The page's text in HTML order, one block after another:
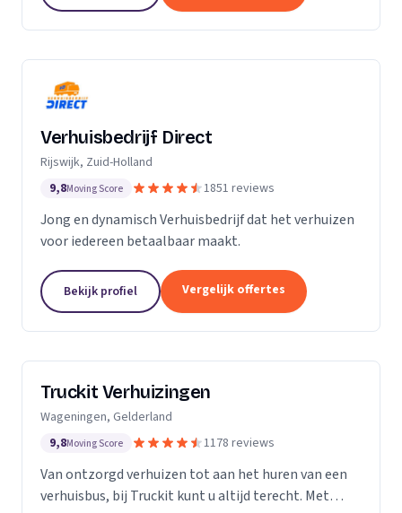
Verhuisbedrijf Direct
Rijswijk, Zuid-Holland
9,8Moving Score 1851 reviews
Jong en dynamisch Verhuisbedrijf dat het verhuizen
voor iedereen betaalbaar maakt.
Bekijk profiel Vergelijk offertes
Truckit Verhuizingen
Wageningen, Gelderland
9,8Moving Score 1178 reviews
Van ontzorgd verhuizen tot aan het huren van een
verhuisbus, bij Truckit kunt u altijd terecht. Met